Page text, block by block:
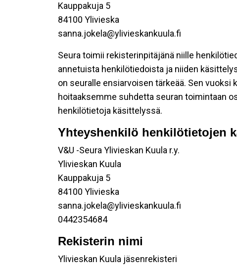
Kauppakuja 5
84100 Ylivieska
sanna.jokela@ylivieskankuula.fi
Seura toimii rekisterinpitäjänä niille
annetuista henkilötiedoista ja niiden
on seuralle ensiarvoisen tärkeää. Sen
hoitaaksemme suhdetta seuran toimintaan
henkilötietoja käsittelyssä.
Yhteyshenkilö henkilötietojen
V&U -Seura Ylivieskan Kuula r.y.
Ylivieskan Kuula
Kauppakuja 5
84100 Ylivieska
sanna.jokela@ylivieskankuula.fi
0442354684
Rekisterin nimi
Ylivieskan Kuula jäsenrekisteri